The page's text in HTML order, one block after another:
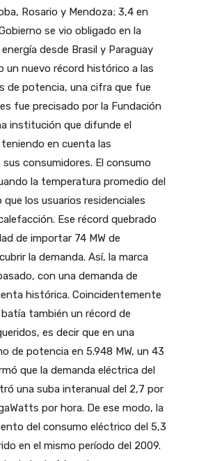
Rosario y Mendoza; 3,4 en
se vio obligado en la
desde Brasil y Paraguay
un nuevo récord histórico a las
de potencia, una cifra que fue
fue precisado por la Fundación
institución que difunde el
en cuenta las
consumidores. El consumo
la temperatura promedio del
los usuarios residenciales
Ese récord quebrado
de importar 74 MW de
la demanda. Así, la marca
con una demanda de
histórica. Coincidentemente
también un récord de
es decir que en una
de potencia en 5.948 MW, un 43
que la demanda eléctrica del
una suba interanual del 2,7 por
por hora. De ese modo, la
del consumo eléctrico del 5,3
en el mismo período del 2009.